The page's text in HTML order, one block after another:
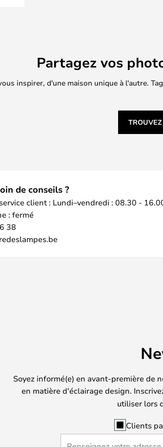
Partagez vos
inspirer, d'une maison unique à l'autre.
de conseils ?
client : Lundi–vendredi : 08.30 -
: fermé
38
Soyez informé(e) en avant-première de
en matière d'éclairage design.
utiliser lors
Clients